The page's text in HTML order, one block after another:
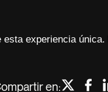
experiencia
en: